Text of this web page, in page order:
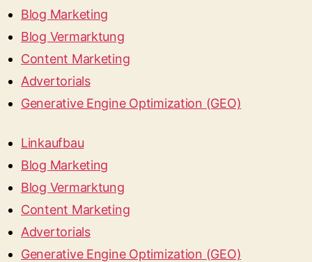
Blog Marketing
Blog Vermarktung
Content Marketing
Advertorials
Generative Engine Optimization (GEO)
Linkaufbau
Blog Marketing
Blog Vermarktung
Content Marketing
Advertorials
Generative Engine Optimization (GEO)